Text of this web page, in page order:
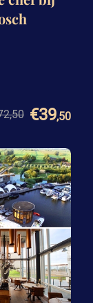
,50 €39,50